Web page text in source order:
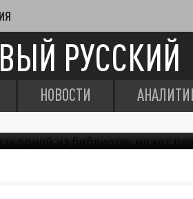
РУССКИЙ
НОВОСТИ